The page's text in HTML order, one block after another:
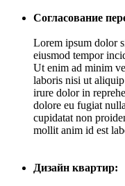
Согласование
Lorem ipsum dolor
eiusmod tempor
Ut enim ad minim
laboris nisi ut
irure dolor in
dolore eu fugiat
cupidatat non
mollit anim id est
Дизайн квартир: